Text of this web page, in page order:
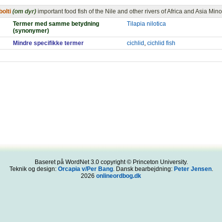
(om dyr) important food fish of the Nile and other rivers of Africa and Asia
Termer med samme betydning
(synonymer)
Tilapia nilotica
Mindre specifikke termer cichlid , cichlid fish
Baseret på WordNet 3.0 copyright © Princeton University.
Teknik og design: Orcapia v/Per Bang. Dansk bearbejdning: Peter Jensen.
2026 onlineordbog.dk